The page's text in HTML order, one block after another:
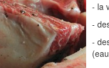
- la
-
-